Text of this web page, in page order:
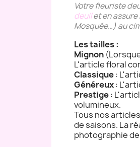
Votre fleuriste
deuilet en assure
Mosquée…) au
Les tailles :
Mignon
L'article floral
Classique:
Généreux:
Prestige:
volumineux.
Tous nos
de saisons. La
photographie